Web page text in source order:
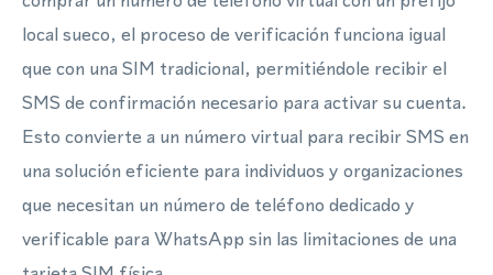
local sueco, el proceso de verificación funciona igual
que con una SIM tradicional, permitiéndole recibir el
SMS de confirmación necesario para activar su cuenta.
Esto convierte a un número virtual para recibir SMS en
una solución eficiente para individuos y organizaciones
que necesitan un número de teléfono dedicado y
verificable para WhatsApp sin las limitaciones de una